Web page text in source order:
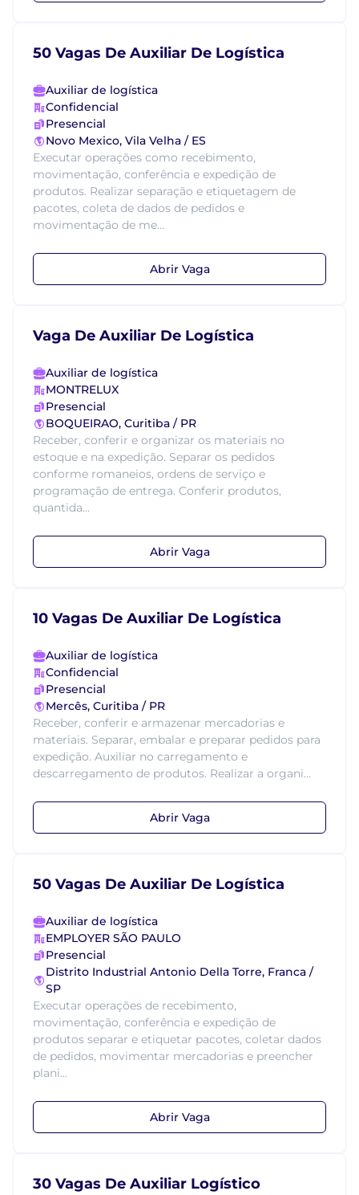
50 Vagas De Auxiliar De Logística
Auxiliar de logística
Confidencial
Presencial
Novo Mexico, Vila Velha / ES
Executar operações como recebimento,
movimentação, conferência e expedição de
produtos. Realizar separação e etiquetagem de
pacotes, coleta de dados de pedidos e
movimentação de me...
Abrir Vaga
Vaga De Auxiliar De Logística
Auxiliar de logística
MONTRELUX
Presencial
BOQUEIRAO, Curitiba / PR
Receber, conferir e organizar os materiais no
estoque e na expedição. Separar os pedidos
conforme romaneios, ordens de serviço e
programação de entrega. Conferir produtos,
quantida...
Abrir Vaga
10 Vagas De Auxiliar De Logística
Auxiliar de logística
Confidencial
Presencial
Mercês, Curitiba / PR
Receber, conferir e armazenar mercadorias e
materiais. Separar, embalar e preparar pedidos para
expedição. Auxiliar no carregamento e
descarregamento de produtos. Realizar a organi...
Abrir Vaga
50 Vagas De Auxiliar De Logística
Auxiliar de logística
EMPLOYER SÃO PAULO
Presencial
Distrito Industrial Antonio Della Torre, Franca /
SP
Executar operações de recebimento,
movimentação, conferência e expedição de
produtos separar e etiquetar pacotes, coletar dados
de pedidos, movimentar mercadorias e preencher
plani...
Abrir Vaga
30 Vagas De Auxiliar Logístico